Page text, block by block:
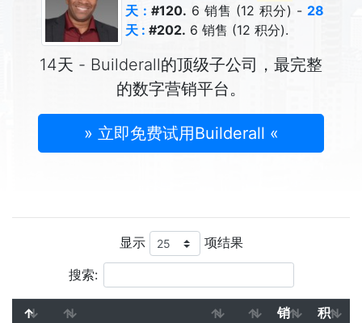
天 : #120. 6 销售 (12 积分) - 28
天 : #202. 6 销售 (12 积分).
14天 - Builderall的顶级子公司，最完整
的数字营销平台。
» 立即免费试用Builderall «
显示 项结果
搜索:
销
积